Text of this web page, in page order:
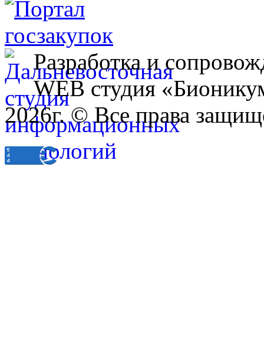
Разработка и
WEB студия
2026г. © Все права